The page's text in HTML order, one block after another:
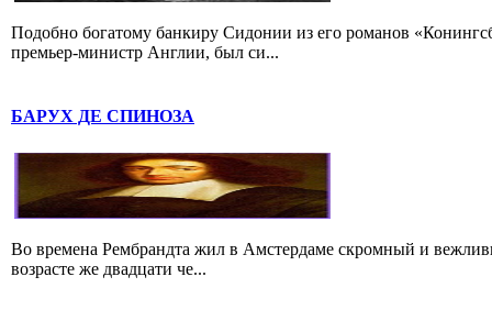
Подобно богатому банкиру Сидонии из его романов
премьер-министр Англии, был си...
БАРУХ ДЕ СПИНОЗА
Во времена Рембрандта жил в Амстердаме скромный и
возрасте же двадцати че...